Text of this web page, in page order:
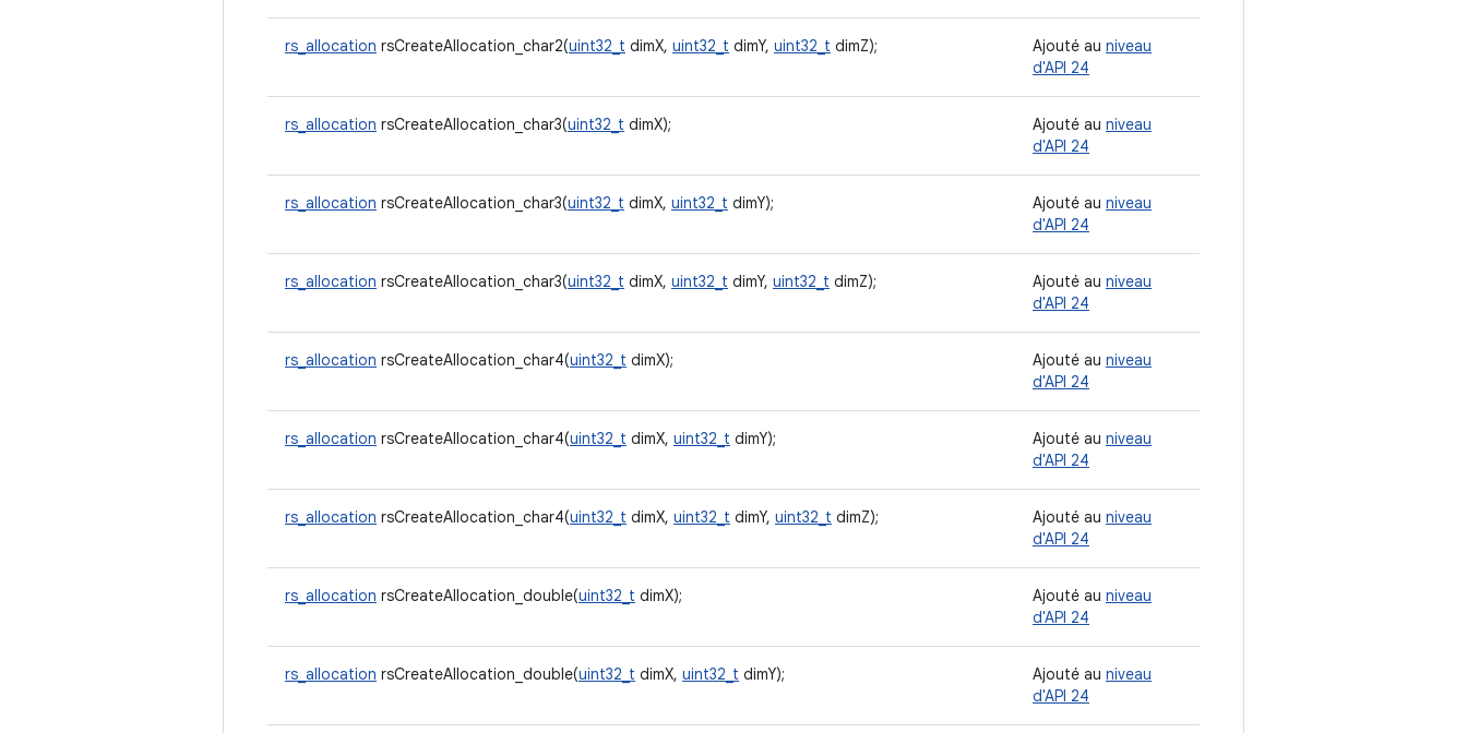
rs_allocation rsCreateAllocation_char2(uint32_t dimX, uint32_t dimY, uint32_t dimZ); Ajouté au niveau
d'API 24
rs_allocation rsCreateAllocation_char3(uint32_t dimX); Ajouté au niveau
d'API 24
rs_allocation rsCreateAllocation_char3(uint32_t dimX, uint32_t dimY); Ajouté au niveau
d'API 24
rs_allocation rsCreateAllocation_char3(uint32_t dimX, uint32_t dimY, uint32_t dimZ); Ajouté au niveau
d'API 24
rs_allocation rsCreateAllocation_char4(uint32_t dimX); Ajouté au niveau
d'API 24
rs_allocation rsCreateAllocation_char4(uint32_t dimX, uint32_t dimY); Ajouté au niveau
d'API 24
rs_allocation rsCreateAllocation_char4(uint32_t dimX, uint32_t dimY, uint32_t dimZ); Ajouté au niveau
d'API 24
rs_allocation rsCreateAllocation_double(uint32_t dimX); Ajouté au niveau
d'API 24
rs_allocation rsCreateAllocation_double(uint32_t dimX, uint32_t dimY); Ajouté au niveau
d'API 24